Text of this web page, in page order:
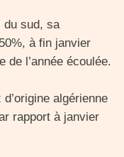
du sud, sa
à fin janvier
de l’année écoulée.
algérienne
rapport à janvier